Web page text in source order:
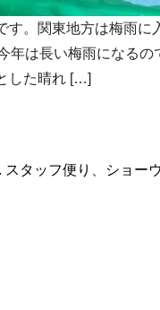
す。関東地方は梅雨
年は長い梅雨になる
した晴れ […]
スタッフ便り ショー